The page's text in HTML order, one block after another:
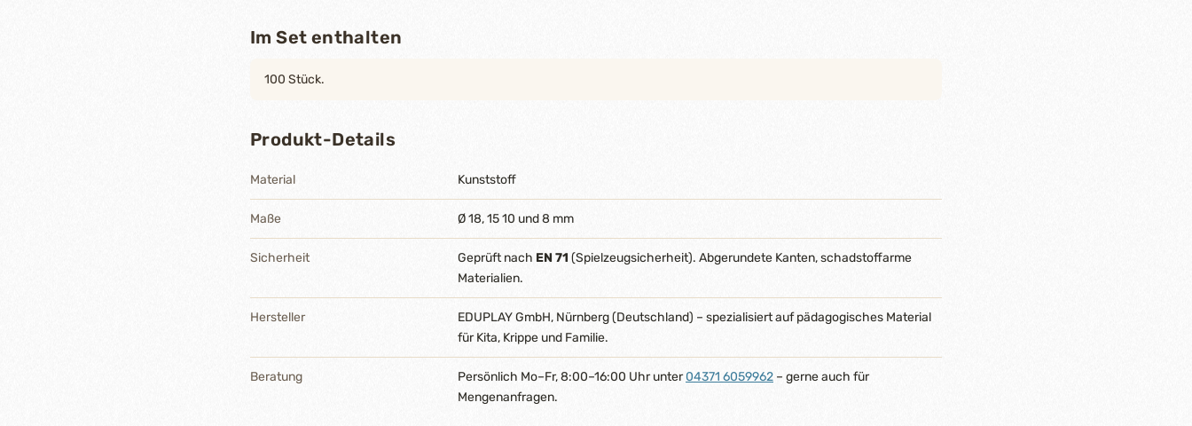
Im Set enthalten
100 Stück.
Produkt-Details
Material Kunststoff
Maße Ø 18, 15 10 und 8 mm
Sicherheit Geprüft nach EN 71 (Spielzeugsicherheit). Abgerundete Kanten, schadstoffarme
Materialien.
Hersteller
EDUPLAY GmbH, Nürnberg (Deutschland) – spezialisiert auf pädagogisches Material
für Kita, Krippe und Familie.
Beratung Persönlich Mo–Fr, 8:00–16:00 Uhr unter04371 6059962 – gerne auch für
Mengenanfragen.